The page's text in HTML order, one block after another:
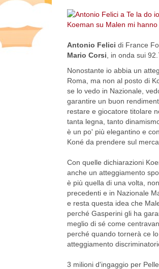
Antonio Felici di France
Mario Corsi , in onda sui
Nonostante io abbia un
Roma, ma non al posto di
se lo vedo in Nazionale,
garantire un buon
restare e giocatore titolare
tanta legna, tanto
è un po' più elegantino e
Koné da prendere sul
Con quelle dichiarazioni
anche un atteggiamento
è più quella di una volta,
precedenti e in Nazionale
e resta questa idea che
perché Gasperini gli ha
meglio di sé come
perché quando tornerà ce
atteggiamento
3 milioni d'ingaggio per